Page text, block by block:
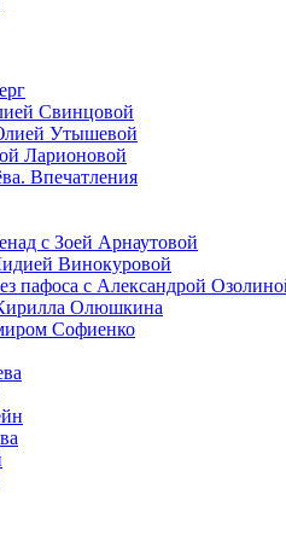
Свинцовой
Утышевой
Ларионовой
Впечатления
с Зоей Арнаутовой
Винокуровой
пафоса с Александрой
Олюшкина
Софиенко